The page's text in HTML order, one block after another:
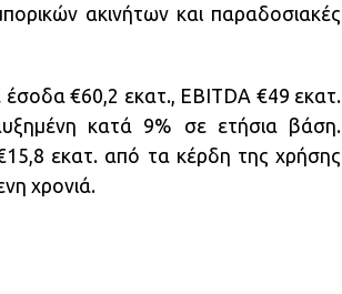
ακινήτων και παραδοσιακές
€60,2 εκατ., EBITDA €49 εκατ.
κατά 9% σε ετήσια βάση.
εκατ. από τα κέρδη της χρήσης
χρονιά.